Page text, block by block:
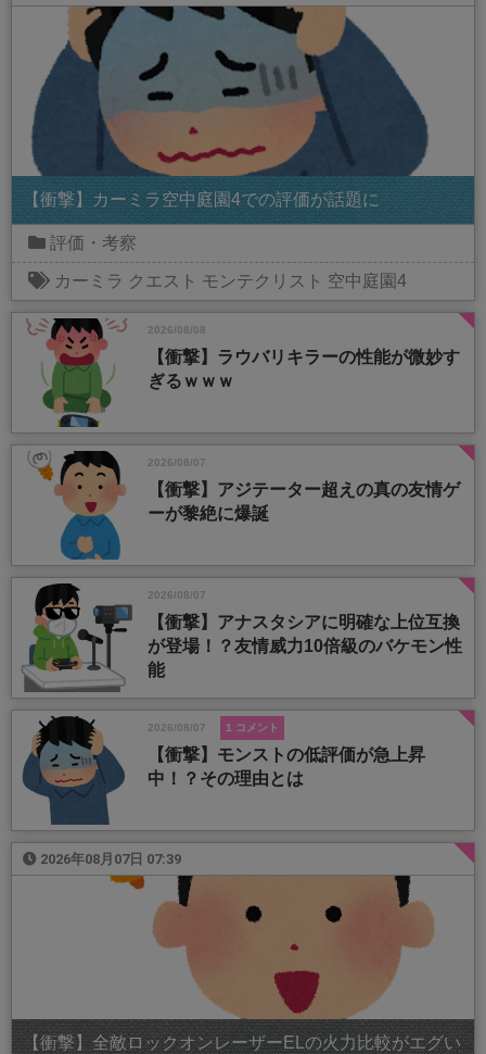
【衝撃】カーミラ空中庭園4での評価が話題に
評価・考察
カーミラ クエスト モンテクリスト 空中庭園4
2026/08/08
【衝撃】ラウバリキラーの性能が微妙す
ぎるｗｗｗ
2026/08/07
【衝撃】アジテーター超えの真の友情ゲ
ーが黎絶に爆誕
2026/08/07
【衝撃】アナスタシアに明確な上位互換
が登場！？友情威力10倍級のバケモン性
能
2026/08/07 1 コメント
【衝撃】モンストの低評価が急上昇
中！？その理由とは
2026年08月07日 07:39
【衝撃】全敵ロックオンレーザーELの火力比較がエグい